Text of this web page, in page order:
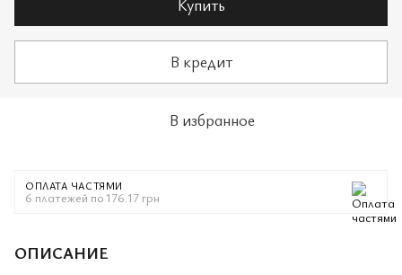
В кредит
В избранное
ОПЛАТА ЧАСТЯМИ
6 платежей по 176.17 грн
ОПИСАНИЕ